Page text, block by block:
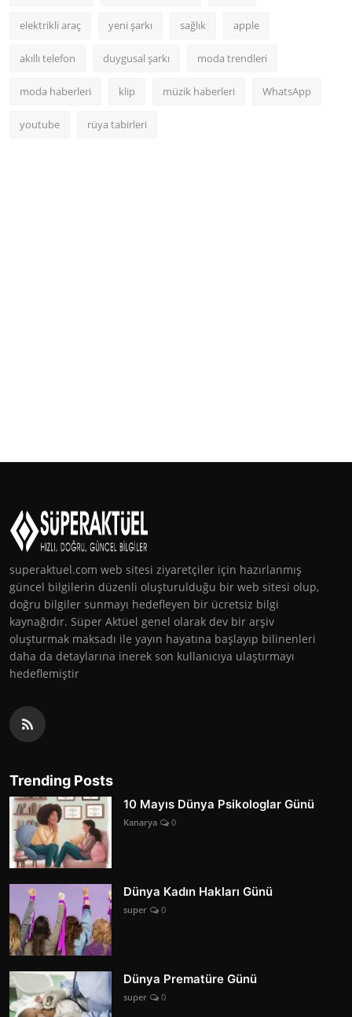
elektrikli araç yeni şarkı sağlık apple
akıllı telefon duygusal şarkı moda trendleri
moda haberleri klip müzik haberleri WhatsApp
youtube rüya tabirleri
superaktuel.com web sitesi ziyaretçiler için hazırlanmış
güncel bilgilerin düzenli oluşturulduğu bir web sitesi olup,
doğru bilgiler sunmayı hedefleyen bir ücretsiz bilgi
kaynağıdır. Süper Aktüel genel olarak dev bir arşiv
oluşturmak maksadı ile yayın hayatına başlayıp bilinenleri
daha da detaylarına inerek son kullanıcıya ulaştırmayı
hedeflemiştir
Trending Posts
10 Mayıs Dünya Psikologlar Günü
Kanarya 0
Dünya Kadın Hakları Günü
super 0
Dünya Prematüre Günü
super 0